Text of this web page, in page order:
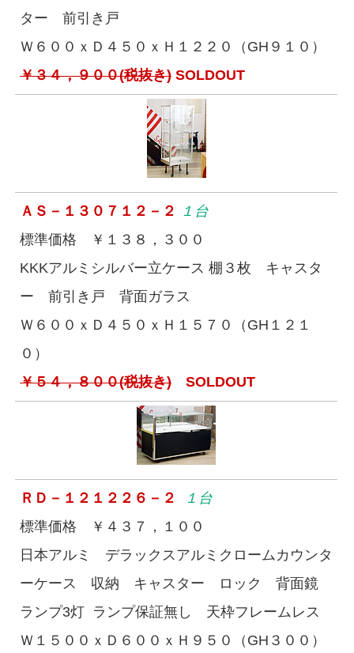
ター 前引き戸
Ｗ６００ｘＤ４５０ｘＨ１２２０（GH９１０）
￥３４，９００(税抜き) SOLDOUT
ＡＳ－１３０７１２－２ １台
標準価格 ￥１３８，３００
KKKアルミシルバー立ケース 棚３枚 キャスタ
ー 前引き戸 背面ガラス
Ｗ６００ｘＤ４５０ｘＨ１５７０（GH１２１
０）
￥５４，８００(税抜き) SOLDOUT
ＲＤ－１２１２２６－２
１台
標準価格 ￥４３７，１００
日本アルミ デラックスアルミクロームカウンタ
ーケース 収納 キャスター ロック 背面鏡
ランプ3灯 ランプ保証無し 天枠フレームレス
Ｗ１５００ｘＤ６００ｘＨ９５０（GH３００）